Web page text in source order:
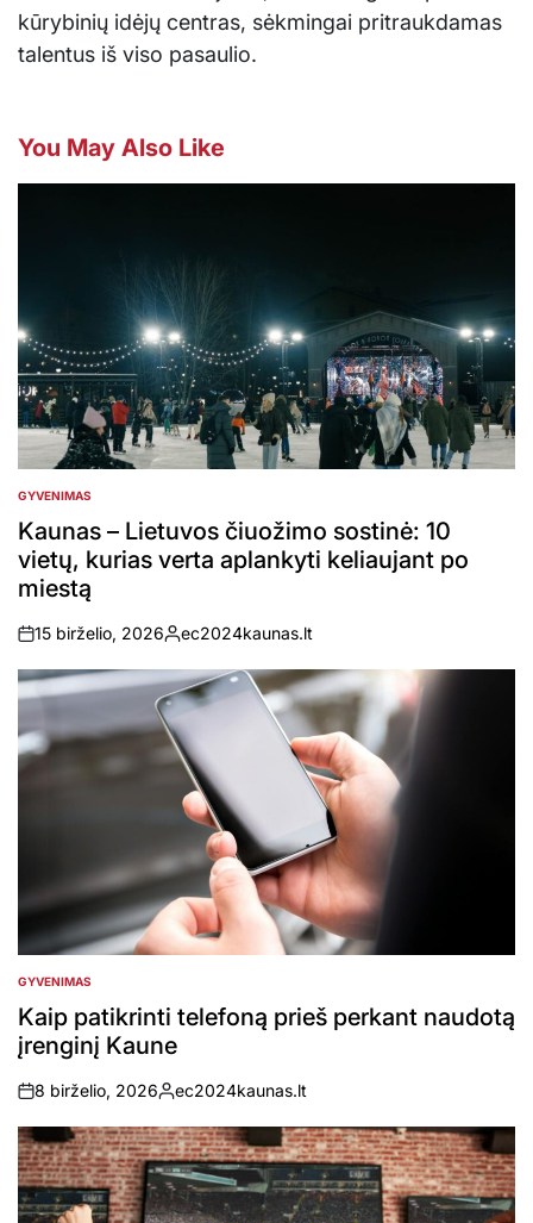
kūrybinių idėjų centras, sėkmingai pritraukdamas
talentus iš viso pasaulio.
You May Also Like
POSTED
IN
GYVENIMAS
Kaunas – Lietuvos čiuožimo sostinė: 10
vietų, kurias verta aplankyti keliaujant po
miestą
on
15 birželio, 2026
Posted
by
ec2024kaunas.lt
POSTED
IN
GYVENIMAS
Kaip patikrinti telefoną prieš perkant naudotą
įrenginį Kaune
on
8 birželio, 2026
Posted
by
ec2024kaunas.lt